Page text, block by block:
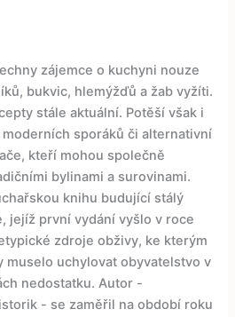
zájemce o kuchyni nouze
bukvic, hlemýžďů a žab vyžíti.
stále aktuální. Potěší však i
sporáků či alternativní
kteří mohou společně
bylinami a surovinami.
knihu budující stálý
jejíž první vydání vyšlo v roce
zdroje obživy, ke kterým
muselo uchylovat obyvatelstvo v
nedostatku. Autor -
- se zaměřil na období roku